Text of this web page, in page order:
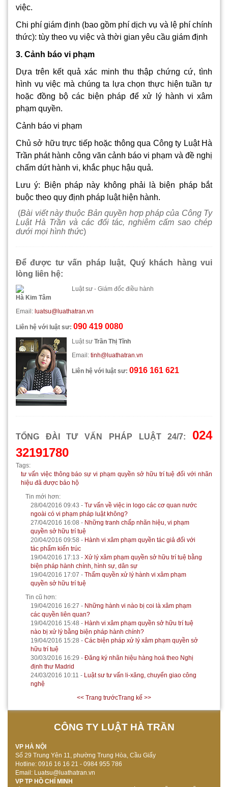
việc.
Chi phí giám định (bao gồm phí dịch vụ và lệ phí chính
thức): tùy theo vụ việc và thời gian yêu cầu giám định
3. Cảnh báo vi phạm
Dựa trên kết quả xác minh thu thập chứng cứ, tình
hình vụ việc mà chúng ta lựa chọn thực hiện tuần tự
hoặc đồng bộ các biện pháp để xử lý hành vi xâm
phạm quyền.
Cảnh báo vi phạm
Chủ sở hữu trực tiếp hoặc thông qua Công ty Luật Hà
Trần phát hành công văn cảnh báo vi phạm và đề nghị
chấm dứt hành vi, khắc phục hậu quả.
Lưu ý: Biện pháp này không phải là biện pháp bắt
buộc theo quy định pháp luật hiện hành.
(Bài viết này thuộc Bản quyền hợp pháp của Công Ty
Luật Hà Trần và các đối tác, nghiêm cấm sao chép
dưới mọi hình thức)
Để được tư vấn pháp luật, Quý khách hàng vui
lòng liên hệ:
Luật sư - Giám đốc điều hành
Hà Kim Tâm
Email: luatsu@luathatran.vn
Liên hệ với luật sư: 090 419 0080
Luật sư Trần Thị Tĩnh
Email: tinh@luathatran.vn
Liên hệ với luật sư: 0916 161 621
TỔNG ĐÀI TƯ VẤN PHÁP LUẬT 24/7: 024
32191780
Tags:
tư vấn việc thông báo sự vi phạm quyền sở hữu trí tuệ đối với nhãn
hiệu đã được bảo hộ
Tin mới hơn:
28/04/2016 09:43 -Tư vấn về việc in logo các cơ quan nước
ngoài có vi phạm pháp luật không?
27/04/2016 16:08 - Những tranh chấp nhãn hiệu, vi phạm
quyền sở hữu trí tuệ
20/04/2016 09:58 - Hành vi xâm phạm quyền tác giả đối với
tác phẩm kiến trúc
19/04/2016 17:13 -Xử lý xâm phạm quyền sở hữu trí tuệ bằng
biện pháp hành chính, hình sự, dân sự
19/04/2016 17:07 -Thẩm quyền xử lý hành vi xâm phạm
quyền sở hữu trí tuệ
Tin cũ hơn:
19/04/2016 16:27 - Những hành vi nào bị coi là xâm phạm
các quyền liên quan?
19/04/2016 15:48 - Hành vi xâm phạm quyền sở hữu trí tuệ
nào bị xử lý bằng biện pháp hành chính?
19/04/2016 15:28 -Các biện pháp xử lý xâm phạm quyền sở
hữu trí tuệ
30/03/2016 16:29 -Đăng ký nhãn hiệu hàng hoá theo Nghị
định thư Madrid
24/03/2016 10:11 - Luật sư tư vấn li-xăng, chuyển giao công
nghệ
<< Trang trướcTrang kế >>
CÔNG TY LUẬT HÀ TRẦN
VP HÀ NỘI
Số 29 Trung Yên 11, phường Trung Hòa, Cầu Giấy
Hotline: 0916 16 16 21 - 0984 955 786
Email: Luatsu@luathatran.vn
VP TP HỒ CHÍ MINH